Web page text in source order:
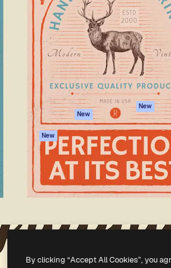
Spaces
Assistente de IA
Gerador de
imagens
Gerador de vídeos
Texto para voz
Conteúdo de stock
MCP para
Claude/ChatGPT
New
Agentes New
App móvel
Todas as
ferramentas
Academy
Documentação
Atendimento
Termos e
condições
Política de
privacidade
Originais New
Política de
Central de
confiabilidade
Afiliados
Empresas
Todos os direitos reservados.
By clicking “Accept All Cookies”, you